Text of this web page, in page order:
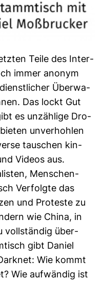
Teile des Inter­
immer anonym
Über­wa­
Das lockt Gut
es unzäh­lige Dro­
unver­hohlen
tau­schen kin­
Videos aus.
Men­schen­
Ver­folgte das
und Pro­teste zu
wie China, in
voll­ständig über­
gibt Daniel
Wie kommt
Wie auf­wändig ist